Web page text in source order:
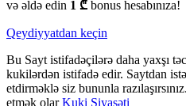
və əldə edin 1 ₾ bonus hesabınıza!
Qeydiyyatdan keçin
Bu Sayt istifadəçilərə daha yaxşı
kukilərdən istifadə edir. Saytdan
etdirməklə siz bununla
etmək olarKuki Siyasəti